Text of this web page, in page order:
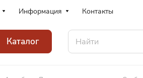
Информация Контакты
Каталог